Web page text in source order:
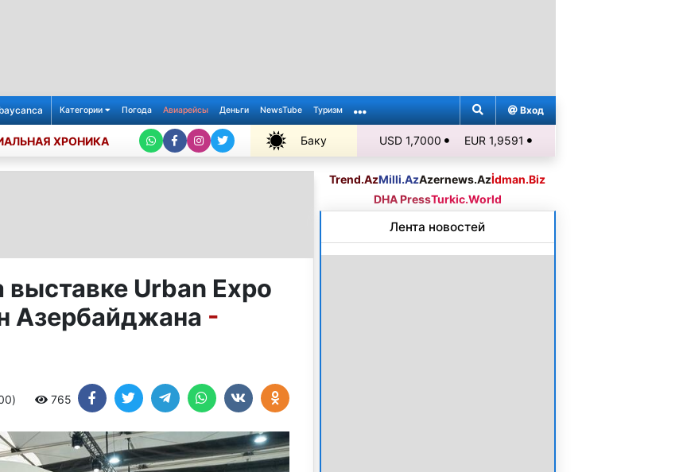
Категории Погода Авиарейсы Деньги NewsTube Туризм Вход
ХРОНИКА Баку
+31℃
USD 1,7000 EUR 1,9591
выставке Urban Expo
Азербайджана -
765
Trend.AzMilli.AzAzernews.Azİdman.Biz
DHA PressTurkic.World
Лента новостей